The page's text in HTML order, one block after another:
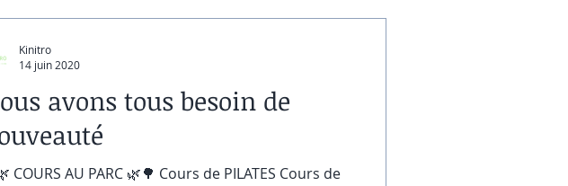
avons tous besoin de
COURS AU PARC 🌿🌳 Cours de PILATES Cours de
Kinitro
14 juin 2020